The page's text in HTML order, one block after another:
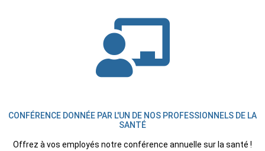
CONFÉRENCE DONNÉE PAR L'UN DE NOS PROFESSIONNELS DE LA
SANTÉ
Offrez à vos employés notre conférence annuelle sur la santé !